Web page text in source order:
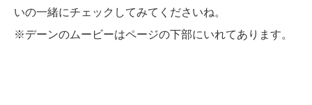
いの一緒にチェックしてみてくださいね。
※デーンのムービーはページの下部にいれてあります。